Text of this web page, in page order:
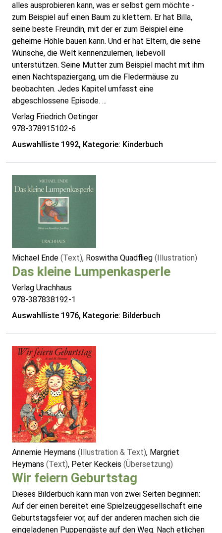
alles ausprobieren kann, was er selbst gern möchte -
zum Beispiel auf einen Baum zu klettern. Er hat Billa,
seine beste Freundin, mit der er zum Beispiel eine
geheime Höhle bauen kann. Und er hat Eltern, die seine
Wünsche, die Welt kennenzulernen, liebevoll
unterstützen. Seine Mutter zum Beispiel macht mit ihm
einen Nachtspaziergang, um die Fledermäuse zu
beobachten. Jedes Kapitel umfasst eine
abgeschlossene Episode. ...
Verlag Friedrich Oetinger
978-378915102-6
Auswahlliste 1992, Kategorie: Kinderbuch
Michael Ende (Text), Roswitha Quadflieg (Illustration)
Das kleine Lumpenkasperle
Verlag Urachhaus
978-387838192-1
Auswahlliste 1976, Kategorie: Bilderbuch
Annemie Heymans (Illustration & Text), Margriet
Heymans (Text), Peter Keckeis (Übersetzung)
Wir feiern Geburtstag
Dieses Bilderbuch kann man von zwei Seiten beginnen:
Auf der einen bereitet eine Spielzeuggesellschaft eine
Geburtstagsfeier vor, auf der anderen machen sich die
eingeladenen Puppengäste auf den Weg. Nach etlichen